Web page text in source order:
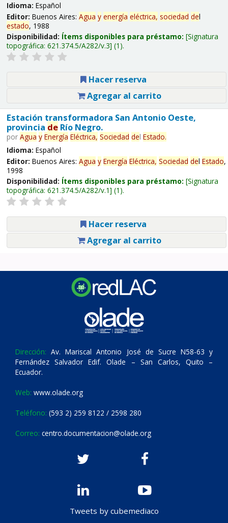
Idioma: Español
Editor: Buenos Aires: Agua y energía eléctrica, sociedad del
estado, 1988
Disponibilidad: Ítems disponibles para préstamo: Signatura
topográfica: 621.374.5/A282/v.3 (1).
Hacer reserva
Agregar al carrito
Estación transformadora San Antonio Oeste,
provincia deRío Negro.
por Agua y Energía Eléctrica, Sociedad del Estado.
Idioma: Español
Editor: Buenos Aires: Agua y Energía Eléctrica, Sociedad del Estado,
1998
Disponibilidad: Ítems disponibles para préstamo: Signatura
topográfica: 621.374.5/A282/v.1 (1).
Hacer reserva
Agregar al carrito
Dirección: Av. Mariscal Antonio José de Sucre N58-63 y
Fernández Salvador Edif. Olade – San Carlos, Quito –
Ecuador.
Web: www.olade.org
Teléfono: (593 2) 259 8122 / 2598 280
Correo: centro.documentacion@olade.org
Tweets by cubemediaco